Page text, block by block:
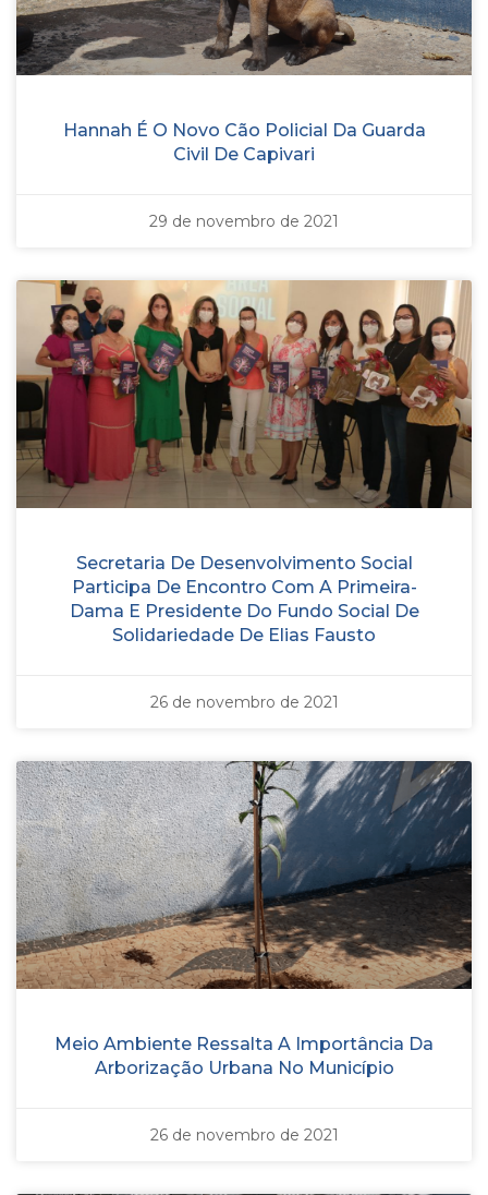
Hannah É O Novo Cão Policial Da Guarda
Civil De Capivari
29 de novembro de 2021
Secretaria De Desenvolvimento Social
Participa De Encontro Com A Primeira-
Dama E Presidente Do Fundo Social De
Solidariedade De Elias Fausto
26 de novembro de 2021
Meio Ambiente Ressalta A Importância Da
Arborização Urbana No Município
26 de novembro de 2021